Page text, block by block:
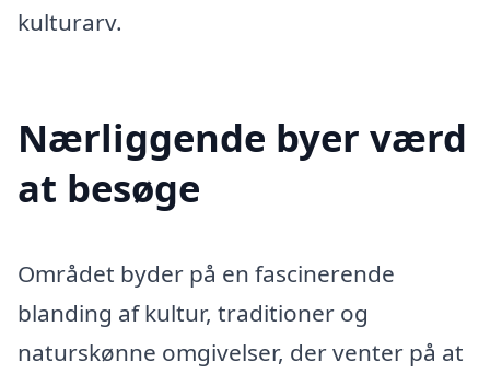
kulturarv.
Nærliggende byer værd
at besøge
Området byder på en fascinerende
blanding af kultur, traditioner og
naturskønne omgivelser, der venter på at